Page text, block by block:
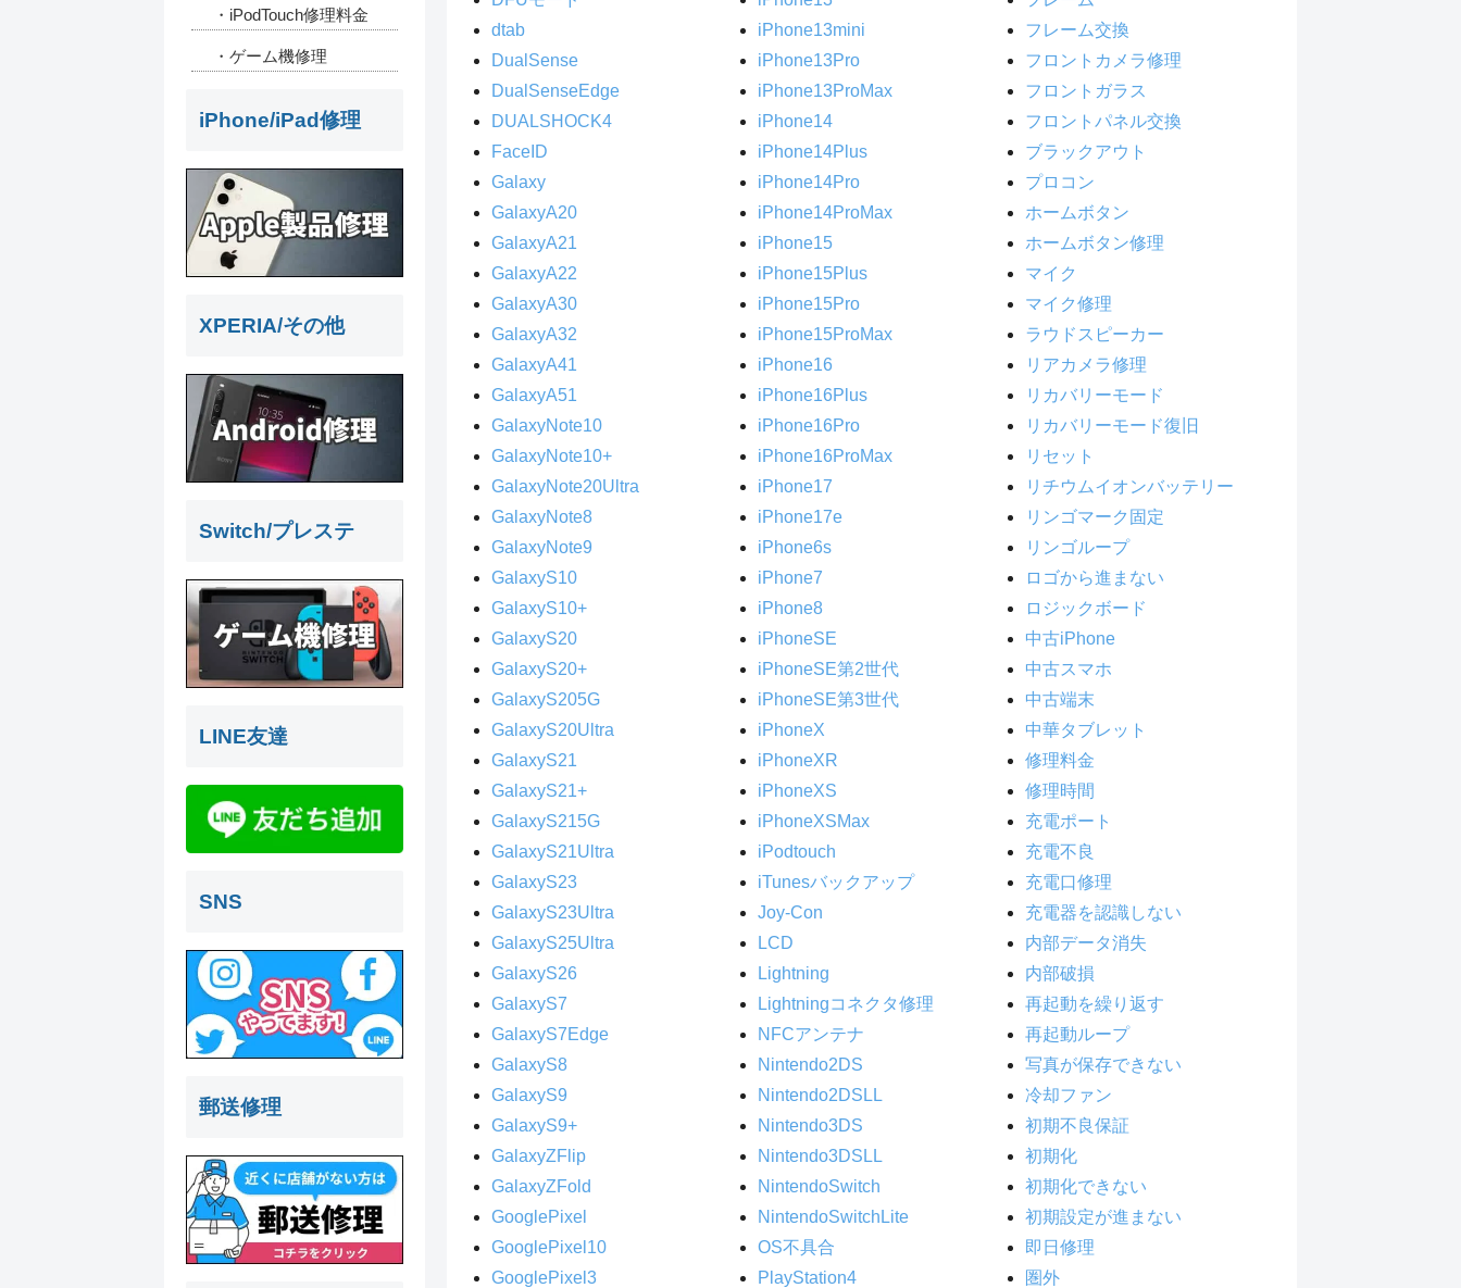
dtab
DualSense
DualSenseEdge
DUALSHOCK4
FaceID
Galaxy
GalaxyA20
GalaxyA21
GalaxyA22
GalaxyA30
GalaxyA32
GalaxyA41
GalaxyA51
GalaxyNote10
GalaxyNote10+
GalaxyNote20Ultra
GalaxyNote8
GalaxyNote9
GalaxyS10
GalaxyS10+
GalaxyS20
GalaxyS20+
GalaxyS205G
GalaxyS20Ultra
GalaxyS21
GalaxyS21+
GalaxyS215G
GalaxyS21Ultra
GalaxyS23
GalaxyS23Ultra
GalaxyS25Ultra
GalaxyS26
GalaxyS7
GalaxyS7Edge
GalaxyS8
GalaxyS9
GalaxyS9+
GalaxyZFlip
GalaxyZFold
GooglePixel
GooglePixel10
GooglePixel3
iPhone13mini
iPhone13Pro
iPhone13ProMax
iPhone14
iPhone14Plus
iPhone14Pro
iPhone14ProMax
iPhone15
iPhone15Plus
iPhone15Pro
iPhone15ProMax
iPhone16
iPhone16Plus
iPhone16Pro
iPhone16ProMax
iPhone17
iPhone17e
iPhone6s
iPhone7
iPhone8
iPhoneSE
iPhoneSE第2世代
iPhoneSE第3世代
iPhoneX
iPhoneXR
iPhoneXS
iPhoneXSMax
iPodtouch
iTunesバックアップ
Joy-Con
LCD
Lightning
Lightningコネクタ修理
NFCアンテナ
Nintendo2DS
Nintendo2DSLL
Nintendo3DS
Nintendo3DSLL
NintendoSwitch
NintendoSwitchLite
OS不具合
PlayStation4
フレーム交換
フロントカメラ修理
フロントガラス
フロントパネル交換
ブラックアウト
プロコン
ホームボタン
ホームボタン修理
マイク
マイク修理
ラウドスピーカー
リアカメラ修理
リカバリーモード
リカバリーモード復旧
リセット
リチウムイオンバッテリー
リンゴマーク固定
リンゴループ
ロゴから進まない
ロジックボード
中古iPhone
中古スマホ
中古端末
中華タブレット
修理料金
修理時間
充電ポート
充電不良
充電口修理
充電器を認識しない
内部データ消失
内部破損
再起動を繰り返す
再起動ループ
写真が保存できない
冷却ファン
初期不良保証
初期化
初期化できない
初期設定が進まない
即日修理
圏外
・iPodTouch修理料金
・ゲーム機修理
iPhone/iPad修理
XPERIA/その他
Switch/プレステ
LINE友達
SNS
郵送修理